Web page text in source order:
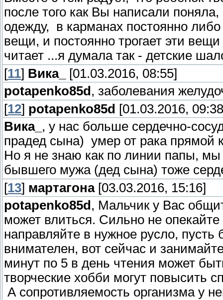
после того как Вы написали
одежду, в карманах постоянно
вещи, и постоянно трогает эти
читает ...я думала так - детские
[11] Вика_
[01.03.2016, 08:55]
potapenko85d , заболевания
[12] potapenko85d [01.03.2016,
Вика_ , у нас больше сердечно-
прадед сына) умер от рака прямой
Но я не знаю как по линии папы,
бывшего мужа (дед сына) тоже
[13] мартагона[03.03.2016, 15:16]
potapenko85d , Мальчик у Вас
может влиться. Сильно не
направляйте в нужное русло,
внимателен, вот сейчас и
минут по 5 в день чтения может
творческие хобби могут повысить
А сопротивляемость организма у